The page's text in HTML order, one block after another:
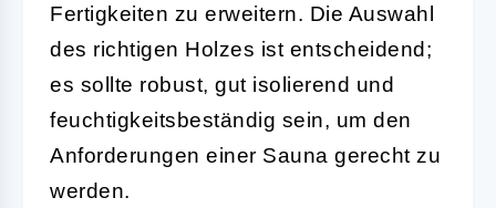
Fertigkeiten zu erweitern. Die Auswahl
des richtigen Holzes ist entscheidend;
es sollte robust, gut isolierend und
feuchtigkeitsbeständig sein, um den
Anforderungen einer Sauna gerecht zu
werden.